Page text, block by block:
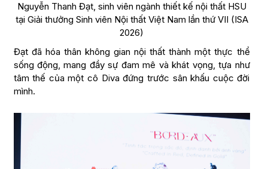
Nguyễn Thanh Đạt, sinh viên ngành thiết kế nội thất HSU
tại Giải thưởng Sinh viên Nội thất Việt Nam lần thứ VII (ISA
2026)
Đạt đã hóa thân không gian nội thất thành một thực thể
sống động, mang đầy sự đam mê và khát vọng, tựa như
tâm thế của một cô Diva đứng trước sân khấu cuộc đời
mình.